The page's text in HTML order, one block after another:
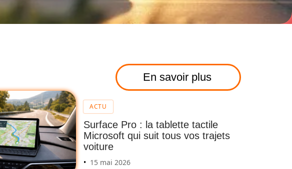
En savoir plus
ACTU
Surface Pro : la tablette tactile
Microsoft qui suit tous vos trajets
voiture
15 mai 2026